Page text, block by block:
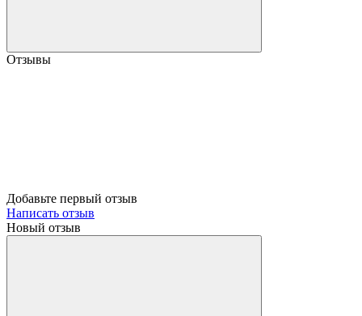
Отзывы
Добавьте первый отзыв
Написать отзыв
Новый отзыв